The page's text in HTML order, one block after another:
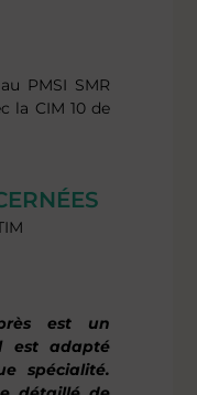
PMSI SMR
la CIM 10 de
est un
est adapté
spécialité.